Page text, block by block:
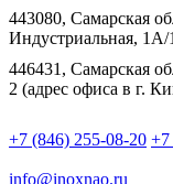
443080, Самарская
Индустриальная, 1А/
446431, Самарская
2 (адрес офиса в г.
+7 (846) 255-08-20 +7
info@inoxnao.ru